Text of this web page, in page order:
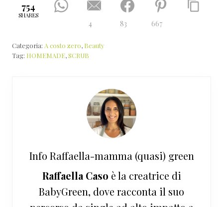
754
SHARES
4 83 667
Categoria: A costo zero, Beauty
Tag: HOMEMADE,SCRUB
Info Raffaella-mamma (quasi) green
Raffaella Caso è la creatrice di
BabyGreen, dove racconta il suo